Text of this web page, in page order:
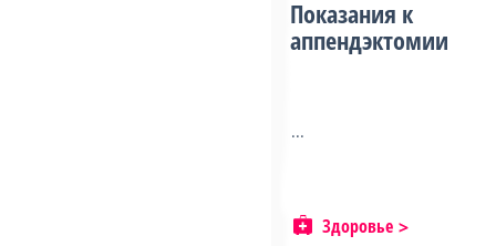
Показания к
аппендэктомии
...
Здоровье